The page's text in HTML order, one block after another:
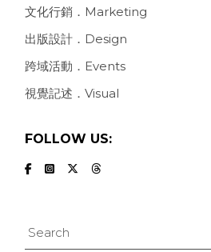
文化行銷．Marketing
出版設計．Design
跨域活動．Events
視覺記述．Visual
FOLLOW US:
Search